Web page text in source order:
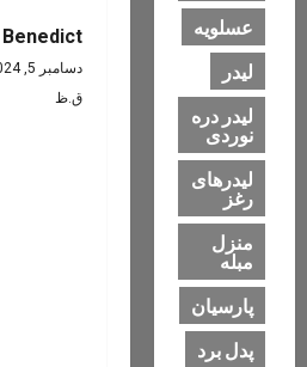
t
i
o
Benedict
ق.ظ
عسلویه
لیدر
لیدر دره
نوردی
لیدرهای
رغز
منزل
مبله
پارسیان
پدل برد